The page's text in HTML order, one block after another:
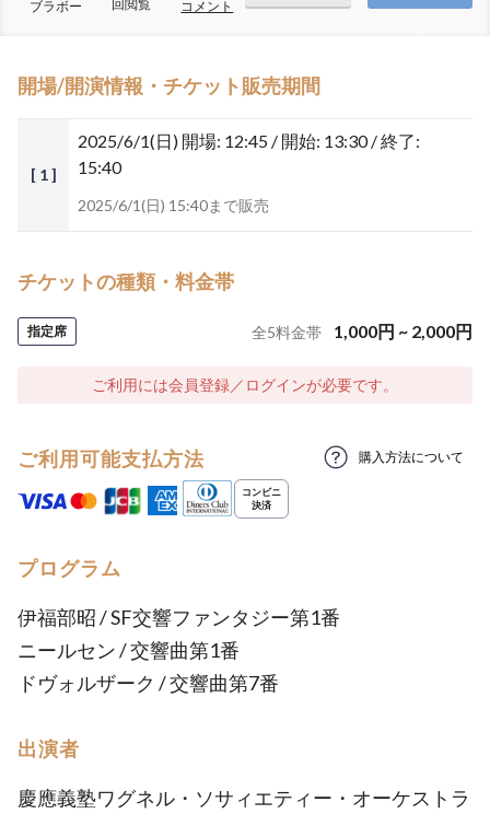
ブラボー 回閲覧 コメント
開場/開演情報・チケット販売期間
[ 1 ]
2025/6/1(日) 開場: 12:45 / 開始: 13:30 / 終了:
15:40
2025/6/1(日) 15:40まで販売
チケットの種類・料金帯
指定席 全5料金帯 1,000円 ~ 2,000円
ご利用には会員登録／ログインが必要です。
ご利用可能支払方法 購入方法について
プログラム
伊福部昭 / SF交響ファンタジー第1番
ニールセン / 交響曲第1番
ドヴォルザーク / 交響曲第7番
出演者
慶應義塾ワグネル・ソサィエティー・オーケストラ